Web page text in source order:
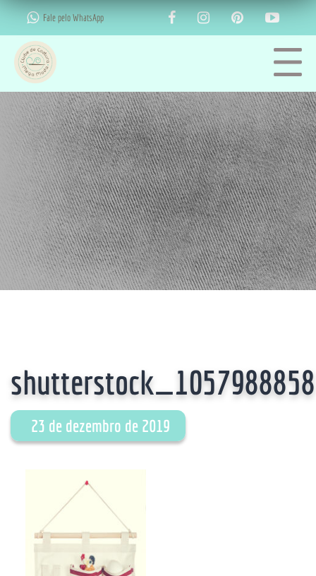
Fale pelo WhatsApp
shutterstock_1057988858
23 de dezembro de 2019